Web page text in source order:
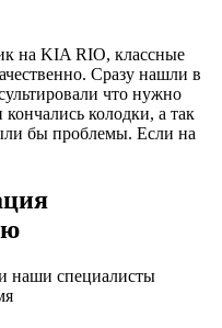
на KIA RIO, классные
Сразу нашли в
что нужно
колодки, а так
бы проблемы. Если на
и наши специалисты